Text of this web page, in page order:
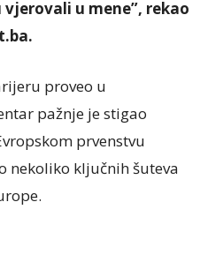
u mene”, rekao
proveo u
pažnje je stigao
prvenstvu
nekoliko ključnih šuteva